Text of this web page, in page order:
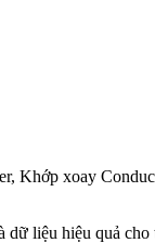
Khớp xoay
liệu hiệu quả